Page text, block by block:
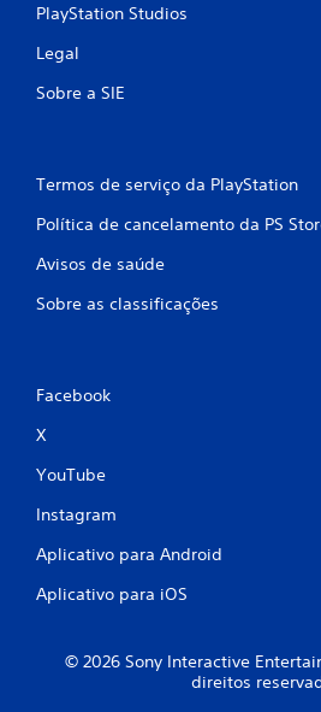
PlayStation Studios
Legal
Sobre a SIE
Termos de serviço da PlayStation
Política de cancelamento da PS
Avisos de saúde
Sobre as classificações
Facebook
X
YouTube
Instagram
Aplicativo para Android
Aplicativo para iOS
© 2026 Sony Interactive
direitos